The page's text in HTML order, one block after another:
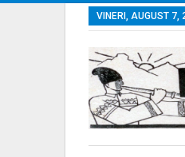
VINERI, AUGUST 7,